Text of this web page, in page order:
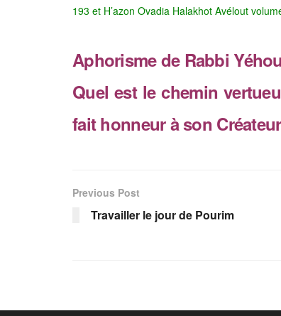
193 et H’azon Ovadia Halakhot Avélout
Aphorisme de Rabbi
Quel est le chemin
fait honneur à son
Previous Post
Travailler le jour de Pourim